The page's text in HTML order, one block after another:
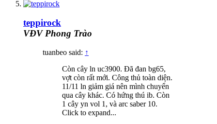
teppirock
VĐV Phong Trào
tuanbeo said: ↑
Còn cây ln uc3900. Đã đan bg65,
vợt còn rất mới. Công thủ toàn diện.
11/11 ln giảm giá nên mình chuyển
qua cây khác. Có hứng thú ib. Còn
1 cây yn vol 1, và arc saber 10.
Click to expand...